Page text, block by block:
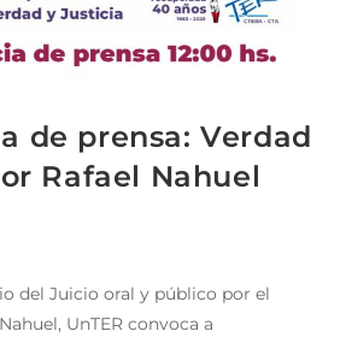
de prensa: Verdad
Rafael Nahuel
del Juicio oral y público por el
UnTER convoca a